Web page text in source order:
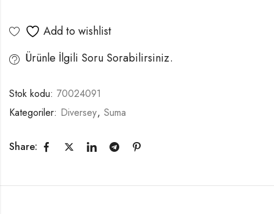
Add to wishlist
Ürünle İlgili Soru Sorabilirsiniz.
Stok kodu: 70024091
Kategoriler: Diversey, Suma
Share: